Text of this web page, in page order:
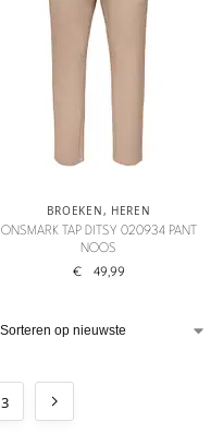
BROEKEN, HEREN
ONSMARK TAP DITSY 020934 PANT
NOOS
€ 49,99
3